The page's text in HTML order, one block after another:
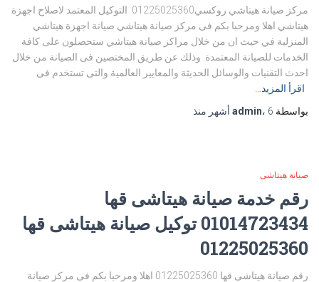
مركز صيانة هيتاشي روكسي01225025360 التوكيل المعتمد لاصلاح اجهزة
هيتاشي اهلا ومرحبا بكم فى مركز صيانة هيتاشي صيانة اجهزة هيتاشي
المنزلية في حيث ان من خلال مراكز صيانة هيتاشي ستحصلون على كافة
الخدمات للصيانة المعتمدة. وذلك عن طريق المختصين فى الصيانة من خلال
احدث التقنيات والوسائل الحديثة والمعايير العالمية والتى تستخدم فى
اقرأ المزيد…
بواسطة
admin، 6 أشهر منذ
صيانة هيتاشى
رقم خدمة صيانة هيتاشى قها
01014723434 توكيل صيانة هيتاشى قها
01225025360
رقم صيانة هيتاشى قها 01225025360 اهلا ومرحبا بكم فى مركز صيانة